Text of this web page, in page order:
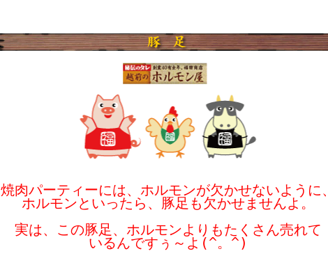
焼肉パーティーには、ホルモンが欠かせないように、
ホルモンといったら、豚足も欠かせませんよ。
実は、この豚足、ホルモンよりもたくさん売れて
いるんですぅ～よ(^。^)